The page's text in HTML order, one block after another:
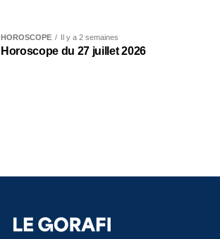
HOROSCOPE Il y a 2 semaines
Horoscope du 27 juillet 2026